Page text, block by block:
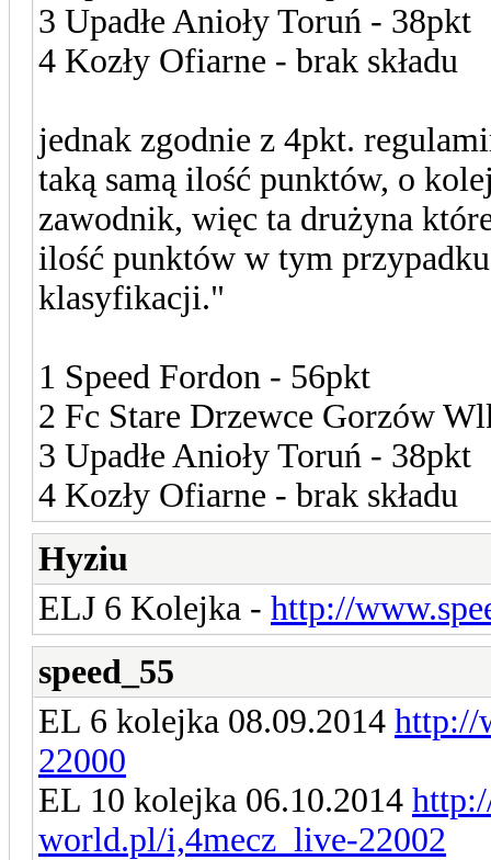
3 Upadłe Anioły Toruń - 38pkt
4 Kozły Ofiarne - brak składu
jednak zgodnie z 4pkt.
taką samą ilość punktów, o
zawodnik, więc ta drużyna
ilość punktów w tym
klasyfikacji."
1 Speed Fordon - 56pkt
2 Fc Stare Drzewce Gorzów
3 Upadłe Anioły Toruń - 38pkt
4 Kozły Ofiarne - brak składu
Hyziu
ELJ 6 Kolejka - http://
speed_55
EL 6 kolejka 08.09.2014 http://
22000
EL 10 kolejka 06.10.2014
world.pl/i,4mecz_live-22002